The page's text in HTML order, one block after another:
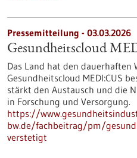
Pressemitteilung - 03.03.2026
Gesundheitscloud
Das Land hat den dauerhaften
Gesundheitscloud MEDI:CUS
stärkt den Austausch und die
in Forschung und Versorgung.
https://
bw.de/fachbeitrag/pm/
verstetigt